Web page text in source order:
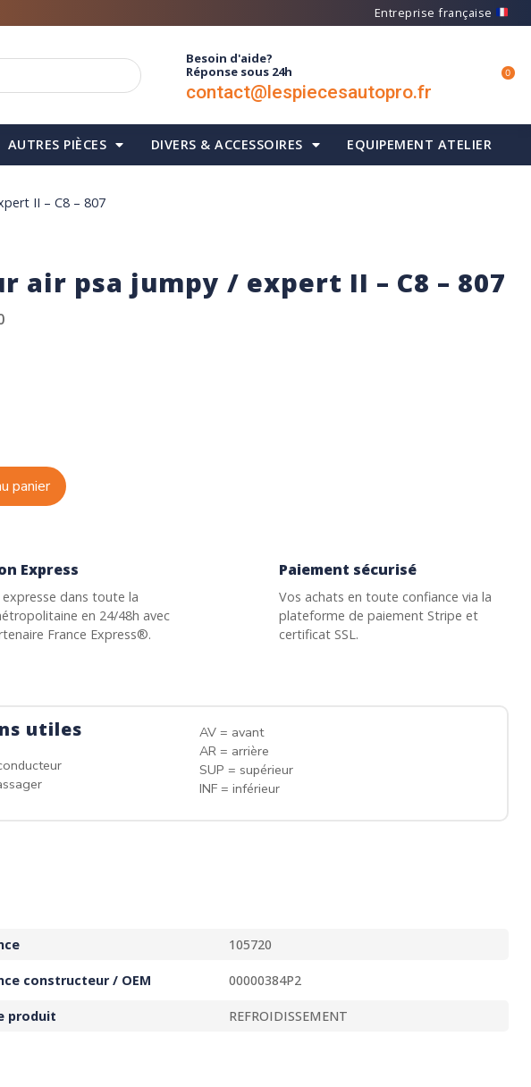
Entreprise française
Besoin d'aide?
Réponse sous 24h
contact@lespiecesautopro.fr
0
AUTRES PIÈCES DIVERS & ACCESSOIRES EQUIPEMENT ATELIER
II – C8 – 807
air psa jumpy / expert II – C8 – 807
panier
Express
expresse dans toute la
en 24/48h avec
France Express®.
Paiement sécurisé
Vos achats en toute confiance via la
plateforme de paiement Stripe et
certificat SSL.
utiles
AV = avant
AR = arrière
SUP = supérieur
INF = inférieur
105720
constructeur / OEM 00000384P2
produit REFROIDISSEMENT